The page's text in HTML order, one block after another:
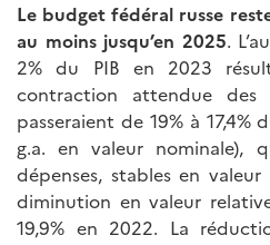
Le budget fédéral russe
au moins jusqu’en 2025.
2% du PIB en 2023
contraction attendue des
passeraient de 19% à 17,4%
g.a. en valeur nominale),
dépenses, stables en valeur
diminution en valeur
19,9% en 2022. La